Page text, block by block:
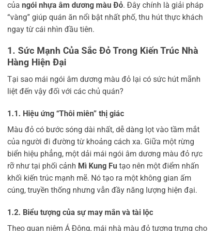
của ngói nhựa âm dương màu Đỏ. Đây chính là giải pháp
“vàng” giúp quán ăn nổi bật nhất phố, thu hút thực khách
ngay từ cái nhìn đầu tiên.
1. Sức Mạnh Của Sắc Đỏ Trong Kiến Trúc Nhà
Hàng Hiện Đại
Tại sao mái ngói âm dương màu đỏ lại có sức hút mãnh
liệt đến vậy đối với các chủ quán?
1.1. Hiệu ứng “Thôi miên” thị giác
Màu đỏ có bước sóng dài nhất, dễ dàng lọt vào tầm mắt
của người đi đường từ khoảng cách xa. Giữa một rừng
biển hiệu phẳng, một dải mái ngói âm dương màu đỏ rực
rỡ như tại phối cảnh Mì Kung Fu tạo nên một điểm nhấn
khối kiến trúc mạnh mẽ. Nó tạo ra một không gian ấm
cúng, truyền thống nhưng vẫn đầy năng lượng hiện đại.
1.2. Biểu tượng của sự may mắn và tài lộc
Theo quan niệm Á Đông, mái nhà màu đỏ tượng trưng cho